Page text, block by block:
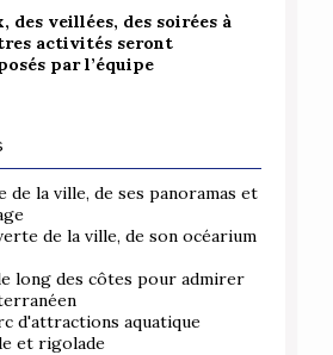
des veillées, des soirées à
activités seront
par l’équipe
de la ville, de ses panoramas et
de la ville, de son océarium
long des côtes pour admirer
d'attractions aquatique
et rigolade